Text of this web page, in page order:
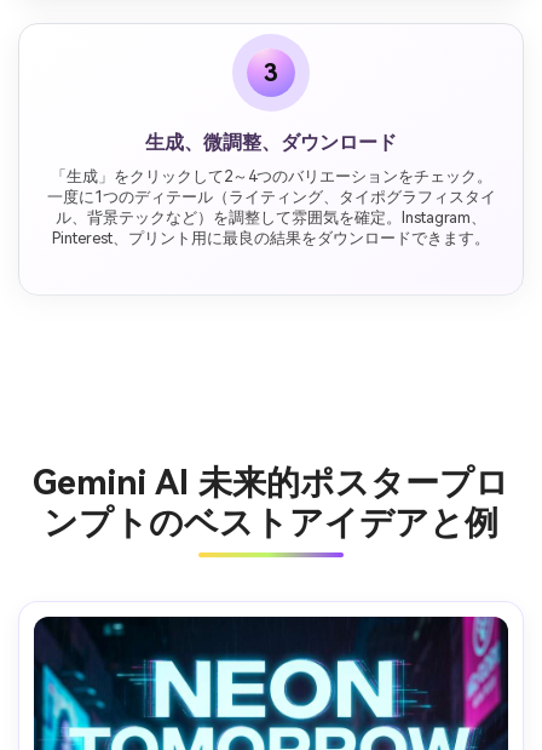
3
生成、微調整、ダウンロード
「生成」をクリックして2～4つのバリエーションをチェック。
一度に1つのディテール（ライティング、タイポグラフィスタイ
ル、背景テックなど）を調整して雰囲気を確定。Instagram、
Pinterest、プリント用に最良の結果をダウンロードできます。
Gemini AI 未来的ポスタープロ
ンプトのベストアイデアと例